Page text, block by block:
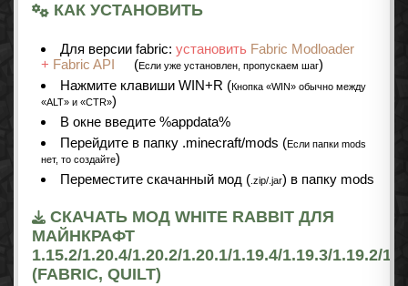
КАК УСТАНОВИТЬ
Для версии fabric: установить Fabric Modloader
+ Fabric API (Если уже установлен, пропускаем шаг)
Нажмите клавиши WIN+R (Кнопка «WIN» обычно между
«ALT» и «CTR»)
В окне введите %appdata%
Перейдите в папку .minecraft/mods (Если папки mods
нет, то создайте)
Переместите скачанный мод ( .zip/.jar) в папку mods
СКАЧАТЬ МОД WHITE RABBIT ДЛЯ
МАЙНКРАФТ
1.15.2/1.20.4/1.20.2/1.20.1/1.19.4/1.19.3/1.19.2/
(FABRIC, QUILT)